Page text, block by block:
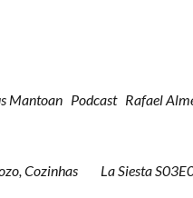
Mantoan Podcast Rafael
Cozinhas
La Siesta